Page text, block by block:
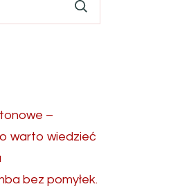
–
warto wiedzieć
bez pomyłek.